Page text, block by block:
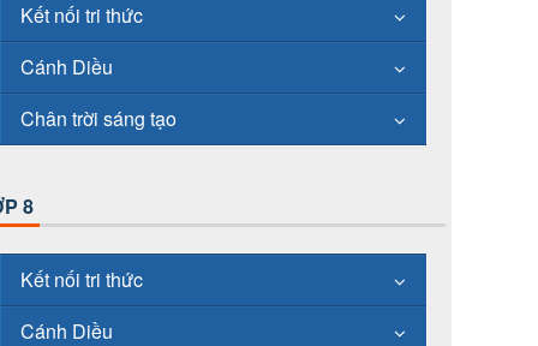
Kết nối tri thức
Cánh Diều
Chân trời sáng tạo
8
Kết nối tri thức
Cánh Diều